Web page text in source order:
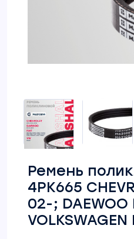
Ремень
4PK665
02-; DAEWOO